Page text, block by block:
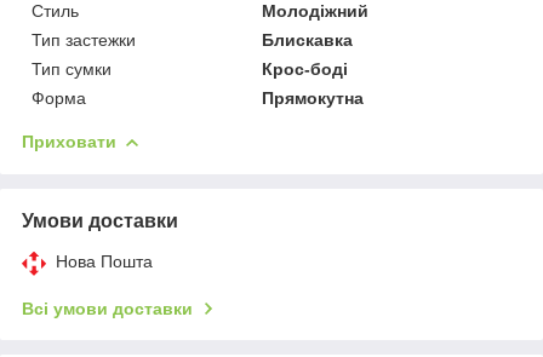
Стиль
Молодіжний
Тип застежки
Блискавка
Тип сумки
Крос-боді
Форма
Прямокутна
Приховати
Умови доставки
Нова Пошта
Всі умови доставки